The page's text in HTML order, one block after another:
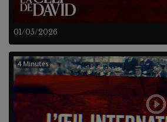
01/05/2026
4 Minutes